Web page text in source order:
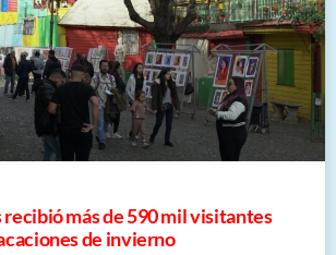
más de 590 mil visitantes
de invierno